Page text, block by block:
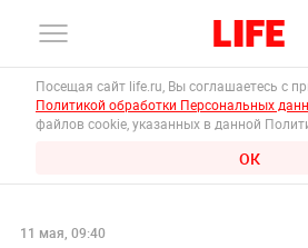
Посещая сайт life.ru, Вы соглашаетесь с
Политикой обработки Персональных
файлов cookie, указанных в данной
ОК
11 мая, 09:40